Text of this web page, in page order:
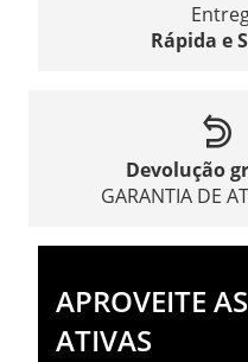
Rápida e
Devolução
GARANTIA DE
APROVEITE
ATIVAS